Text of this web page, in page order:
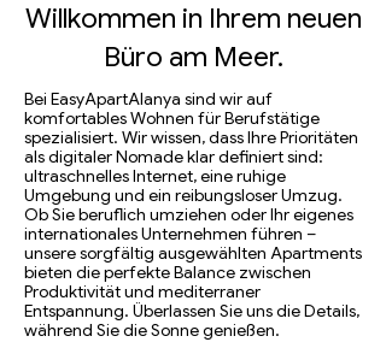
Willkommen in Ihrem neuen
Büro am Meer.
Bei EasyApartAlanya sind wir auf
komfortables Wohnen für Berufstätige
spezialisiert. Wir wissen, dass Ihre Prioritäten
als digitaler Nomade klar definiert sind:
ultraschnelles Internet, eine ruhige
Umgebung und ein reibungsloser Umzug.
Ob Sie beruflich umziehen oder Ihr eigenes
internationales Unternehmen führen –
unsere sorgfältig ausgewählten Apartments
bieten die perfekte Balance zwischen
Produktivität und mediterraner
Entspannung. Überlassen Sie uns die Details,
während Sie die Sonne genießen.